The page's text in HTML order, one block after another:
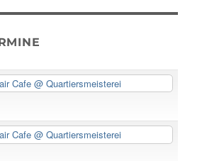
Cafe@ Quartiersmeisterei
Cafe@ Quartiersmeisterei